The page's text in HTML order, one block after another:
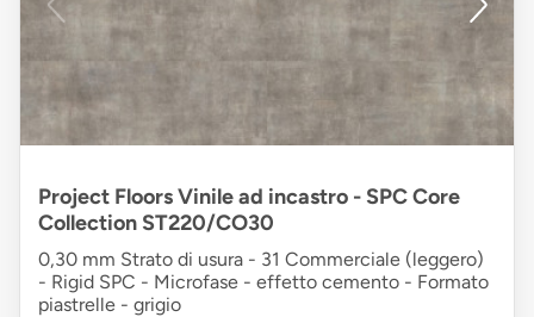
Project Floors Vinile ad incastro - SPC Core
Collection ST220/CO30
0,30 mm Strato di usura - 31 Commerciale (leggero)
- Rigid SPC - Microfase - effetto cemento - Formato
piastrelle - grigio